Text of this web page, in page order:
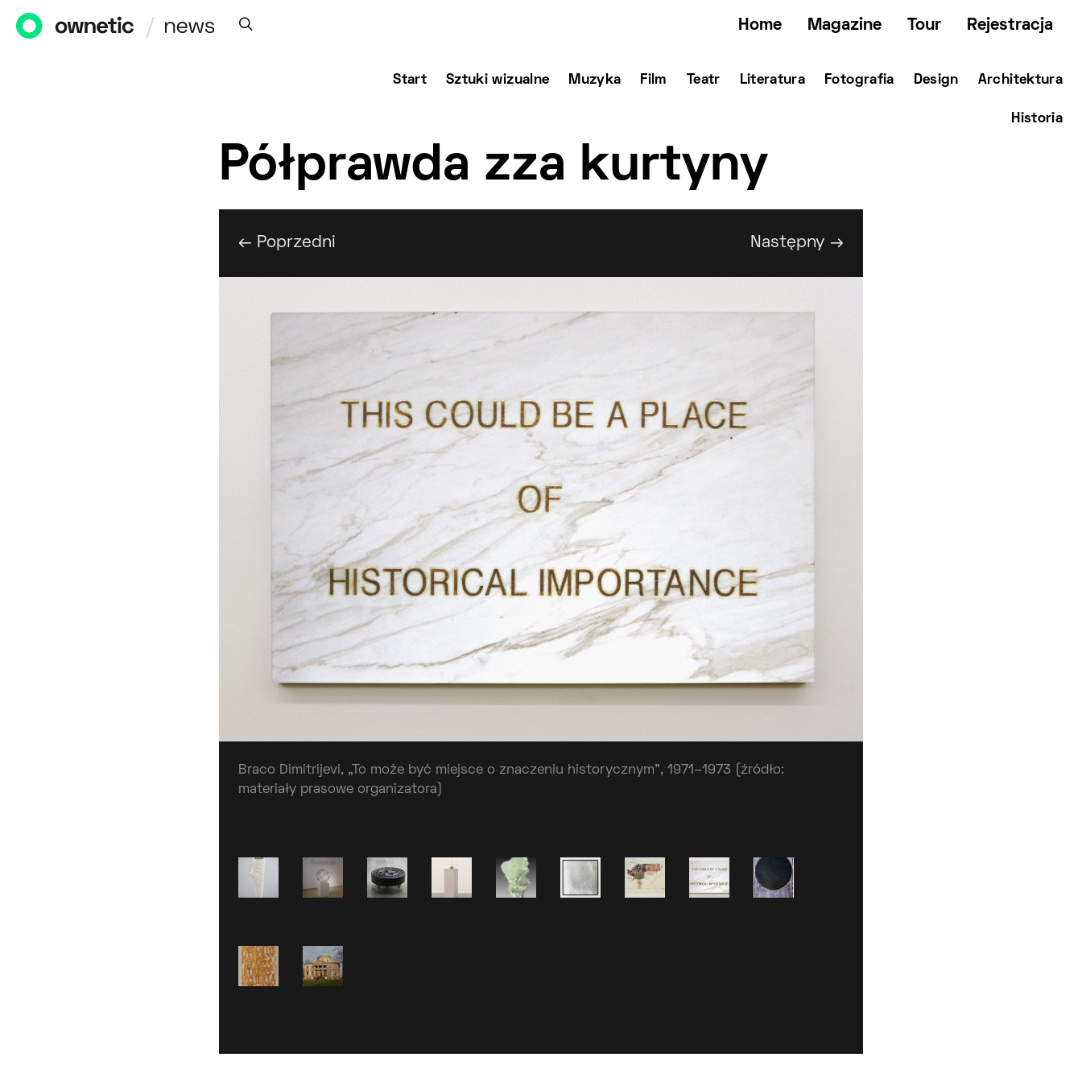
Home Magazine Tour Rejestracja
Start Sztuki wizualne Muzyka Film Teatr Literatura Fotografia Design Architektura
Historia
Półprawda zza kurtyny
← Poprzedni Następny →
Braco Dimitrijevi, „To może być miejsce o znaczeniu historycznym”, 1971–1973 (źródło:
materiały prasowe organizatora)